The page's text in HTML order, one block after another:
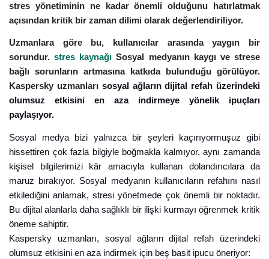
stres yönetiminin ne kadar önemli olduğunu hatırlatmak
açısından kritik bir zaman dilimi olarak değerlendiriliyor.
Uzmanlara göre bu, kullanıcılar arasında yaygın bir
sorundur.stres kaynağı Sosyal medyanın kaygı ve strese
bağlı sorunların artmasına katkıda bulunduğu görülüyor.
Kaspersky uzmanları sosyal ağların dijital refah üzerindeki
olumsuz etkisini en aza indirmeye yönelik ipuçları
paylaşıyor.
Sosyal medya bizi yalnızca bir şeyleri kaçırıyormuşuz gibi
hissettiren çok fazla bilgiyle boğmakla kalmıyor, aynı zamanda
kişisel bilgilerimizi kâr amacıyla kullanan dolandırıcılara da
maruz bırakıyor. Sosyal medyanın kullanıcıların refahını nasıl
etkilediğini anlamak, stresi yönetmede çok önemli bir noktadır.
Bu dijital alanlarla daha sağlıklı bir ilişki kurmayı öğrenmek kritik
öneme sahiptir.
Kaspersky uzmanları, sosyal ağların dijital refah üzerindeki
olumsuz etkisini en aza indirmek için beş basit ipucu öneriyor: